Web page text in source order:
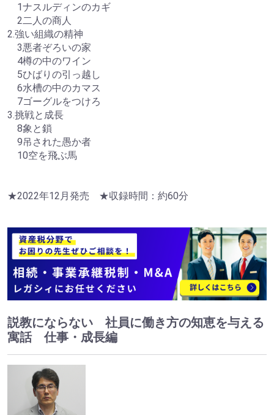
1ナスルディンのカギ
2二人の商人
2.強い組織の精神
3悪者ぞろいの家
4樽の中のワイン
5ひばりの引っ越し
6水槽の中のカマス
7ゴーグルをつけろ
3.挑戦と成長
8象と鎖
9吊された愚か者
10空を飛ぶ馬
★2022年12月発売 ★収録時間：約60分
説教にならない 社員に働き方の知恵を与える
寓話 仕事・成長編